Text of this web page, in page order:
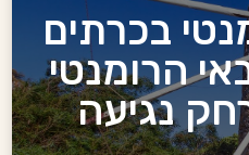
בכרתים
הרומנטי
נגיעה